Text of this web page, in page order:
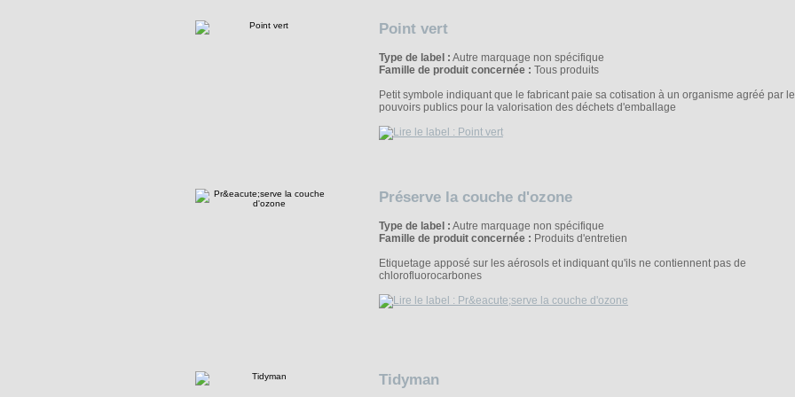
Point vert
Type de label : Autre marquage non spécifique
Famille de produit concernée : Tous produits
Petit symbole indiquant que le fabricant paie sa cotisation à un organisme agréé par
pouvoirs publics pour la valorisation des déchets d'emballage
Préserve la couche d'ozone
Type de label : Autre marquage non spécifique
Famille de produit concernée : Produits d'entretien
Etiquetage apposé sur les aérosols et indiquant qu'ils ne contiennent pas de
chlorofluorocarbones
Tidyman